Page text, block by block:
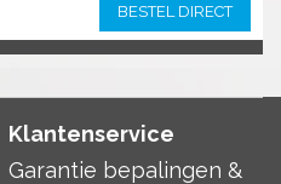
BESTEL DIRECT
Klantenservice
Garantie bepalingen &